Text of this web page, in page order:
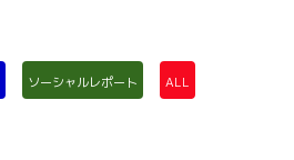
ソーシャルレポート ALL